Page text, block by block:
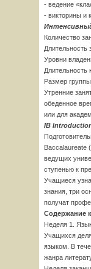
- ведение
- викторины и
Количество
Длительность
Уровни
Длительность
Размер
Утренние
обеденное
или для
IB
Baccalaureate
ведущих
ступенью к
Учащиеся
знания, три
получат
Содержание
Неделя 1.
Учащихся
языком. В
жанра